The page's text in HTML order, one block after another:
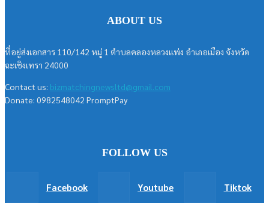
ABOUT US
ที่อยู่ส่งเอกสาร 110/142 หมู่ 1 ตำบลคลองหลวงแพ่ง อำเภอเมือง จังหวัด
ฉะเชิงเทรา 24000
Contact us: bizmatchingnewsltd@gmail.com
Donate: 0982548042 PromptPay
FOLLOW US
Facebook Youtube Tiktok